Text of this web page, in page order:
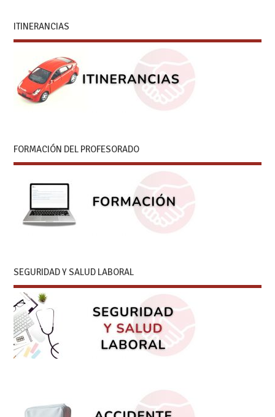
ITINERANCIAS
FORMACIÓN DEL PROFESORADO
SEGURIDAD Y SALUD LABORAL